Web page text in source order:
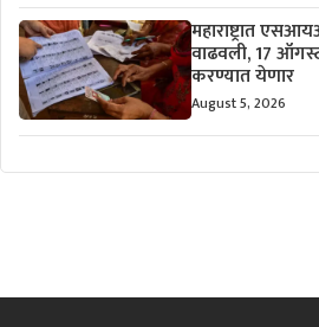
महाराष्ट्रात
वाढवली, 17
करण्यात येणार
August 5, 2026